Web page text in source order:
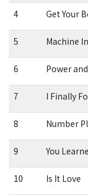
4 Get Your
5 Machine
6 Power
7 I Finally
8 Number
9 You
10 Is It Love